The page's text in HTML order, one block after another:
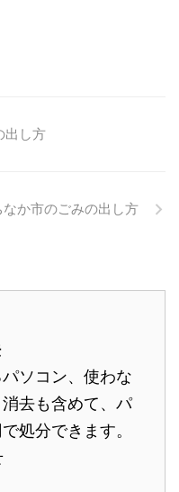
出し方
か市のごみの出し方
ソコン、使わな
去も含めて、パ
処分できます。